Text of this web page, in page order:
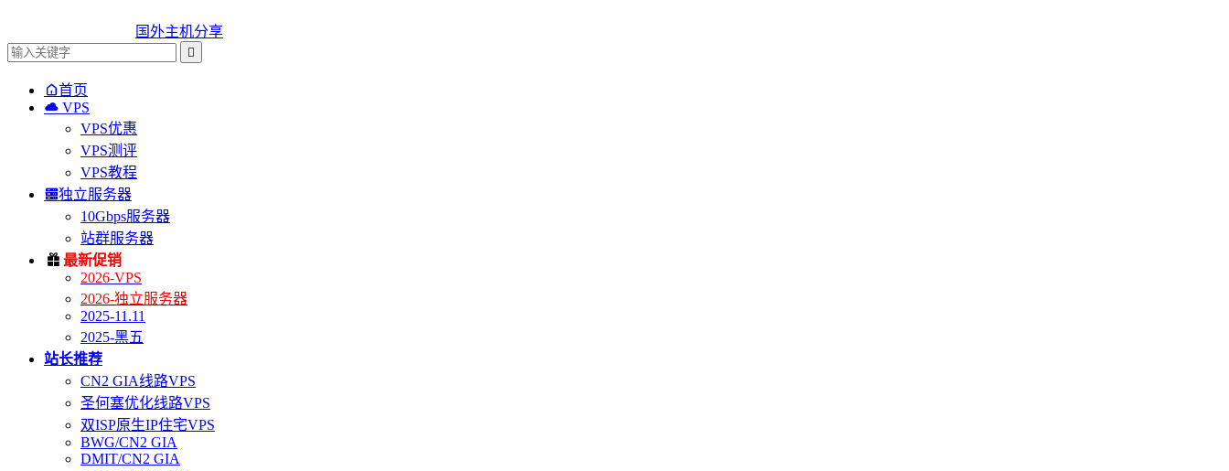
国外主机分享

首页
 VPS
VPS优惠
VPS测评
VPS教程
独立服务器
10Gbps服务器
站群服务器
 最新促销
2026-VPS
2026-独立服务器
2025-11.11
2025-黑五
站长推荐
CN2 GIA线路VPS
圣何塞优化线路VPS
双ISP原生IP住宅VPS
BWG/CN2 GIA
DMIT/CN2 GIA